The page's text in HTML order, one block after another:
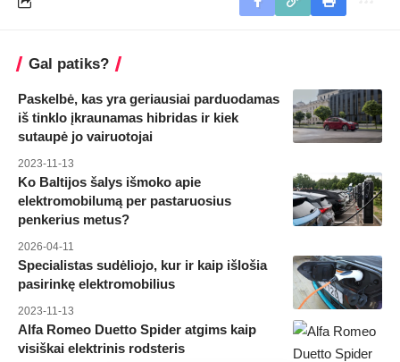
Gal patiks?
Paskelbė, kas yra geriausiai parduodamas
iš tinklo įkraunamas hibridas ir kiek
sutaupė jo vairuotojai
2023-11-13
Ko Baltijos šalys išmoko apie
elektromobilumą per pastaruosius
penkerius metus?
2026-04-11
Specialistas sudėliojo, kur ir kaip išlošia
pasirinkę elektromobilius
2023-11-13
Alfa Romeo Duetto Spider atgims kaip
visiškai elektrinis rodsteris